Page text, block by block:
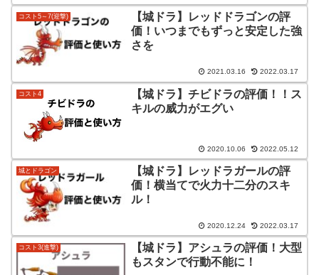
コスト5～7(迎撃)
【城ドラ】レッドドラゴンの評
価！いつまでもずっと安定した強
さを
2021.03.16 2022.03.17
コスト4
【城ドラ】チビドラの評価！！ス
キルの威力がエグい
2020.10.06 2022.05.12
城とドラゴン
【城ドラ】レッドラガールの評
価！横当てで火力十二分のスキ
ル！
2020.12.24 2022.03.17
コスト3(進撃)
【城ドラ】アシュラの評価！大型
もスタンで行動不能に！